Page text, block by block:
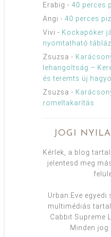
Erabig - 40 perces
Angi - 40 perces
Vivi - Kockapóker
nyomtatható
Zsuzsa -
lehangoltság –
és teremts új
Zsuzsa -
romeltakarítás
JOGI
Kérlek, a blog
jelentesd meg
Urban:Eve egyedi
multimédiás
Cabbit Supreme
Minden jog